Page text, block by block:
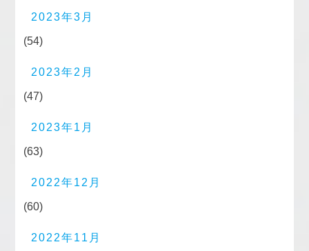
2023年3月
(54)
2023年2月
(47)
2023年1月
(63)
2022年12月
(60)
2022年11月